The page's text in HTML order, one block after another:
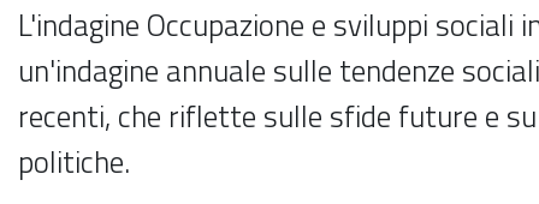
L'indagine Occupazione e sviluppi sociali
un'indagine annuale sulle tendenze
recenti, che riflette sulle sfide future e
politiche.